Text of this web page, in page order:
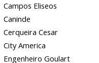
Campos Eliseos
Caninde
Cerqueira Cesar
City America
Engenheiro Goulart